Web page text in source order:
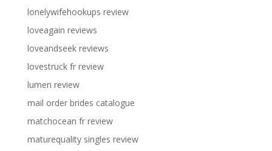
lonelywifehookups review
loveagain reviews
loveandseek reviews
lovestruck fr review
lumen review
mail order brides catalogue
matchocean fr review
maturequality singles review